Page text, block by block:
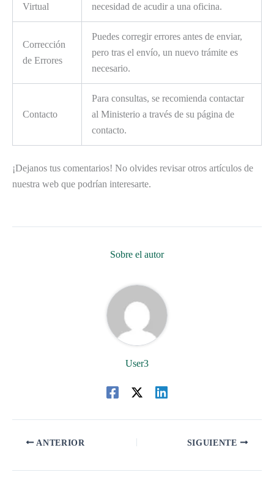
Virtual
necesidad de acudir a una oficina.
Corrección
de Errores
Puedes corregir errores antes de enviar,
pero tras el envío, un nuevo trámite es
necesario.
Contacto
Para consultas, se recomienda contactar
al Ministerio a través de su página de
contacto.
¡Dejanos tus comentarios! No olvides revisar otros artículos de
nuestra web que podrían interesarte.
Sobre el autor
User3
ANTERIOR SIGUIENTE